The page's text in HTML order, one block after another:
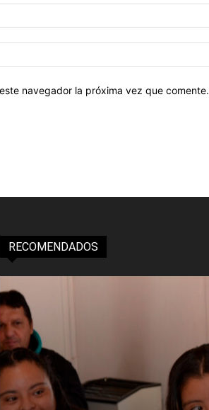
navegador la próxima vez que comente.
RECOMENDADOS